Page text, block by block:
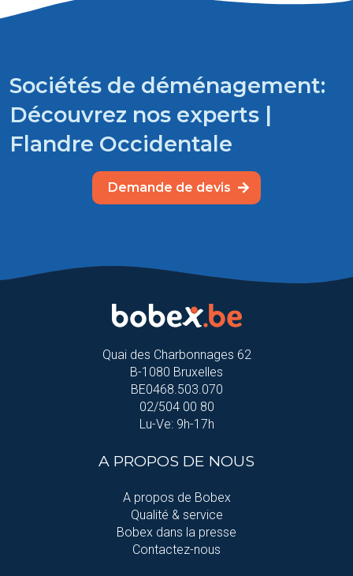
Sociétés de déménagement:
Découvrez nos experts |
Flandre Occidentale
Demande de devis
Quai des Charbonnages 62
B-1080 Bruxelles
BE0468.503.070
02/504 00 80
Lu-Ve: 9h-17h
A PROPOS DE NOUS
A propos de Bobex
Qualité & service
Bobex dans la presse
Contactez-nous